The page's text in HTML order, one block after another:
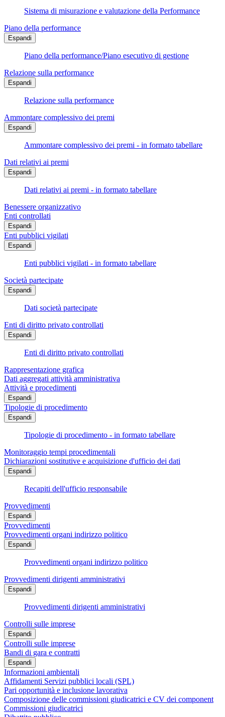
Sistema di misurazione e valutazione della Performance
Piano della performance
Espandi
Piano della performance/Piano esecutivo di gestione
Relazione sulla performance
Espandi
Relazione sulla performance
Ammontare complessivo dei premi
Espandi
Ammontare complessivo dei premi - in formato tabellare
Dati relativi ai premi
Espandi
Dati relativi ai premi - in formato tabellare
Benessere organizzativo
Enti controllati
Espandi
Enti pubblici vigilati
Espandi
Enti pubblici vigilati - in formato tabellare
Società partecipate
Espandi
Dati società partecipate
Enti di diritto privato controllati
Espandi
Enti di diritto privato controllati
Rappresentazione grafica
Dati aggregati attività amministrativa
Attività e procedimenti
Espandi
Tipologie di procedimento
Espandi
Tipologie di procedimento - in formato tabellare
Monitoraggio tempi procedimentali
Dichiarazioni sostitutive e acquisizione d'ufficio dei dati
Espandi
Recapiti dell'ufficio responsabile
Provvedimenti
Espandi
Provvedimenti
Provvedimenti organi indirizzo politico
Espandi
Provvedimenti organi indirizzo politico
Provvedimenti dirigenti amministrativi
Espandi
Provvedimenti dirigenti amministrativi
Controlli sulle imprese
Espandi
Controlli sulle imprese
Bandi di gara e contratti
Espandi
Informazioni ambientali
Affidamenti Servizi pubblici locali (SPL)
Pari opportunità e inclusione lavorativa
Composizione delle commissioni giudicatrici e CV dei component
Commissioni giudicatrici